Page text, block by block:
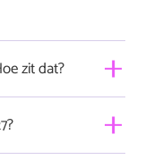
zit dat?
Het gaat in